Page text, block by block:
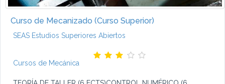
Curso de Mecanizado (Curso Superior)
SEAS Estudios Superiores Abiertos
Cursos de Mecánica